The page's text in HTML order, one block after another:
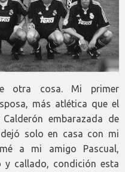
otra cosa. Mi primer
más atlética que el
embarazada de
solo en casa con mi
a mi amigo Pascual,
y callado, condición esta